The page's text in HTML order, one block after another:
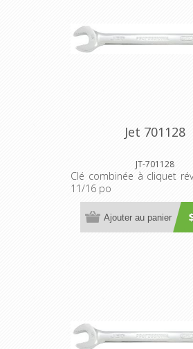
Jet 701128
JT-701128
Clé combinée à cliquet
11/16 po
Ajouter au panier